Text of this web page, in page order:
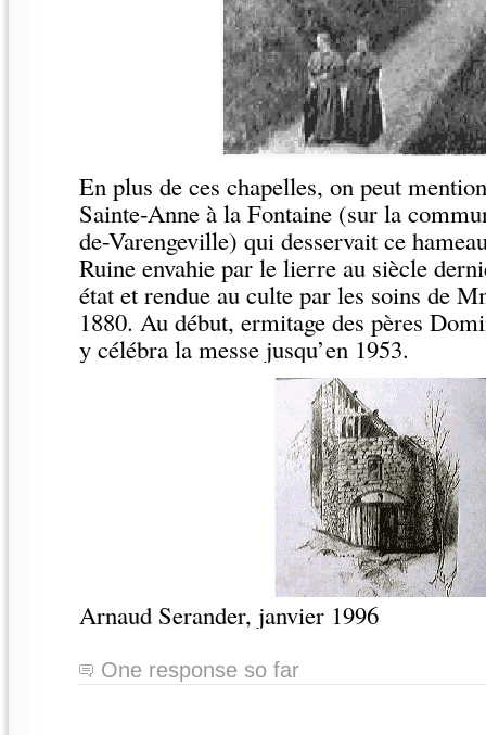
En plus de ces chapelles, on peut
Sainte-Anne à la Fontaine (sur la
de-Varengeville) qui desservait ce
Ruine envahie par le lierre au siècle
état et rendue au culte par les soins de
1880. Au début, ermitage des pères
y célébra la messe jusqu’en 1953.
Arnaud Serander, janvier 1996
One response so far